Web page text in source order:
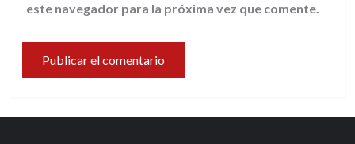
este navegador para la próxima vez que comente.